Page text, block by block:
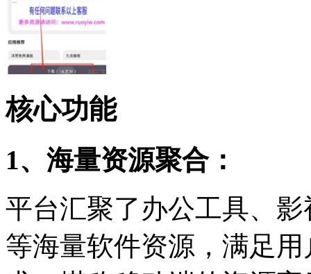
核心功能
1、海量资源聚合：
平台汇聚了办公工具、
等海量软件资源，满足